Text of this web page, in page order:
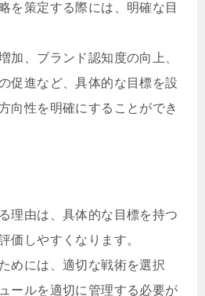
を策定する際には、明確な目
加、ブランド認知度の向上、
促進など、具体的な目標を設
向性を明確にすることができ
理由は、具体的な目標を持つ
価しやすくなります。
めには、適切な戦術を選択
ールを適切に管理する必要が